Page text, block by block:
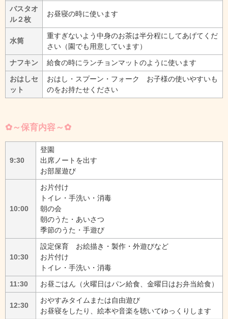
バスタオ
ル２枚
お昼寝の時に使います
水筒
重すぎないよう中身のお茶は半分程にしてあげてくだ
さい（園でも用意しています）
ナフキン
給食の時にランチョンマットのように使います
おはしセ
ット
おはし・スプーン・フォーク お子様の使いやすいも
のをお持たせください
✿～保育内容～✿
9:30
登園
出席ノートを出す
お部屋遊び
10:00
お片付け
トイレ・手洗い・消毒
朝の会
朝のうた・あいさつ
季節のうた・手遊び
10:30
設定保育 お絵描き・製作・外遊びなど
お片付け
トイレ・手洗い・消毒
11:30
お昼ごはん（火曜日はパン給食、金曜日はお弁当給食）
12:30
おやすみタイムまたは自由遊び
お昼寝をしたり、絵本や音楽を聴いてゆっくりします